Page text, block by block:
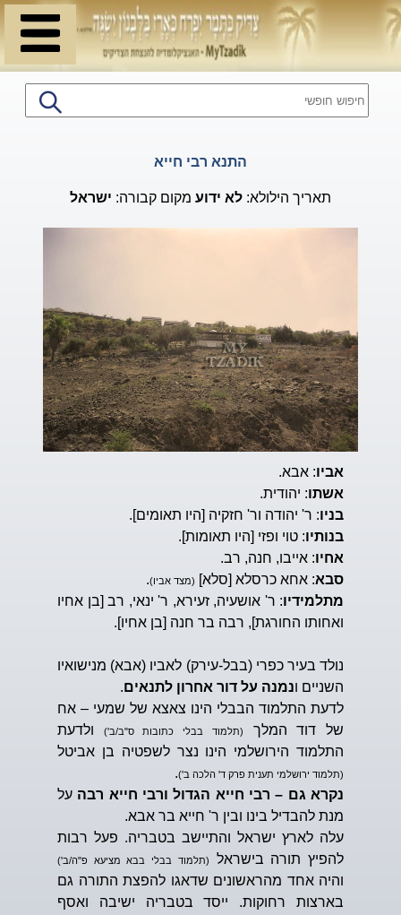
התנא רבי חייא
תאריך הילולא: לא ידוע מקום קבורה: ישראל
אביו: אבא.
אשתו: יהודית.
בניו: ר' יהודה ור' חזקיה [היו תאומים].
בנותיו: טוי ופזי [היו תאומות].
אחיו: אייבו, חנה, רב.
סבא: אחא כרסלא [סלא] (מצד אביו).
מתלמידיו: ר' אושעיה, זעירא, ר' ינאי, רב [בן אחיו
ואחותו החורגת], רבה בר חנה [בן אחיו].
נולד בעיר כפרי (בבל-עירק) לאביו (אבא) מנישואיו
השניים ונמנה על דור אחרון לתנאים.
לדעת התלמוד הבבלי הינו צאצא של שמעי – אח
של דוד המלך
(תלמוד בבלי כתובות ס"ב/ב')
ולדעת
התלמוד הירושלמי הינו נצר לשפטיה בן אביטל
(תלמוד ירושלמי תענית פרק ד' הלכה ב').
נקרא גם – רבי חייא הגדול ורבי חייא רבה על
מנת להבדיל בינו ובין ר' חייא בר אבא.
עלה לארץ ישראל והתיישב בטבריה. פעל רבות
להפיץ תורה בישראל
(תלמוד בבלי בבא מציעא פ"ה/ב')
והיה אחד מהראשונים שדאגו להפצת התורה גם
בארצות רחוקות. ייסד בטבריה ישיבה ואסף